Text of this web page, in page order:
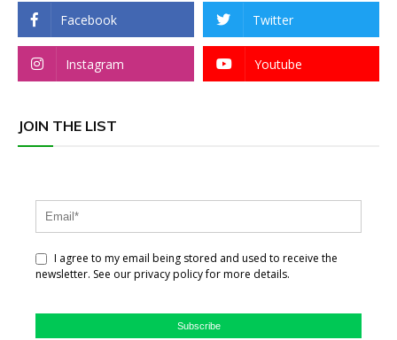
Facebook Twitter
Instagram Youtube
JOIN THE LIST
I agree to my email being stored and used to receive the
newsletter. See our privacy policy for more details.
Subscribe